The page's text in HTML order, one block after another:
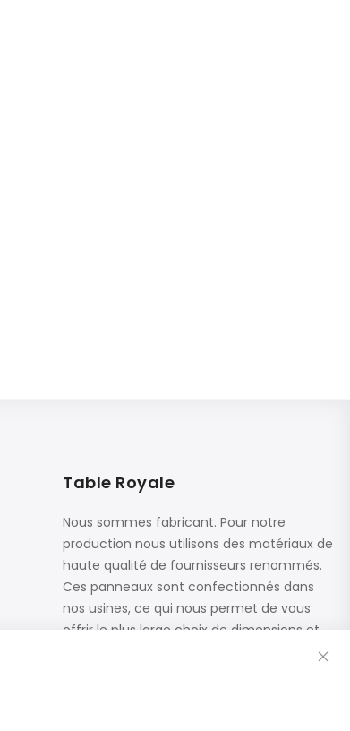
Table Royale
Nous sommes fabricant. Pour notre
production nous utilisons des matériaux de
haute qualité de fournisseurs renommés.
Ces panneaux sont confectionnés dans
nos usines, ce qui nous permet de vous
offrir le plus large choix de dimensions et